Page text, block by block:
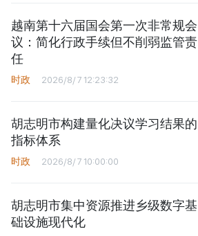
越南第十六届国会第一次非常规会
议：简化行政手续但不削弱监管责
任
时政 2026/8/7 12:23:32
胡志明市构建量化决议学习结果的
指标体系
时政 2026/8/7 10:00:00
胡志明市集中资源推进乡级数字基
础设施现代化